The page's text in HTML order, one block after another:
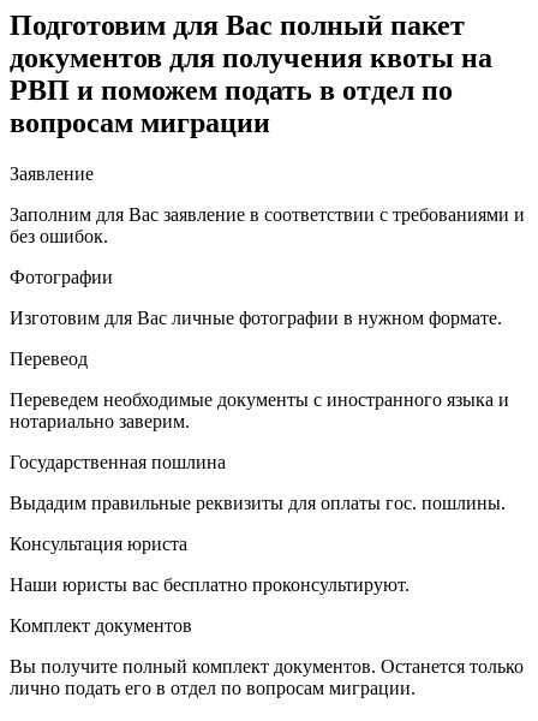
Подготовим для Вас полный пакет
документов для получения квоты на
РВП и поможем подать в отдел по
вопросам миграции
Заявление
Заполним для Вас заявление в соответствии с требованиями и
без ошибок.
Фотографии
Изготовим для Вас личные фотографии в нужном формате.
Перевеод
Переведем необходимые документы с иностранного языка и
нотариально заверим.
Государственная пошлина
Выдадим правильные реквизиты для оплаты гос. пошлины.
Консультация юриста
Наши юристы вас бесплатно проконсультируют.
Комплект документов
Вы получите полный комплект документов. Останется только
лично подать его в отдел по вопросам миграции.